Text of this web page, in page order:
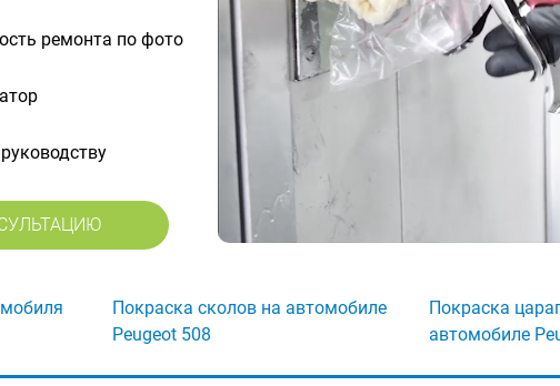
ремонта по фото
Покраска сколов на автомобиле
Peugeot 508
Покраска
автомобиле